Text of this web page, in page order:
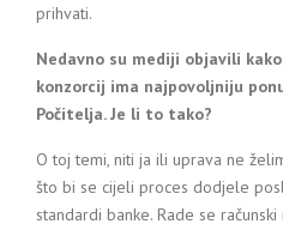
prihvati.
Nedavno su mediji objavili
konzorcij ima najpovoljniju
Počitelja. Je li to tako?
O toj temi, niti ja ili uprava ne
što bi se cijeli proces dodjele
standardi banke. Rade se